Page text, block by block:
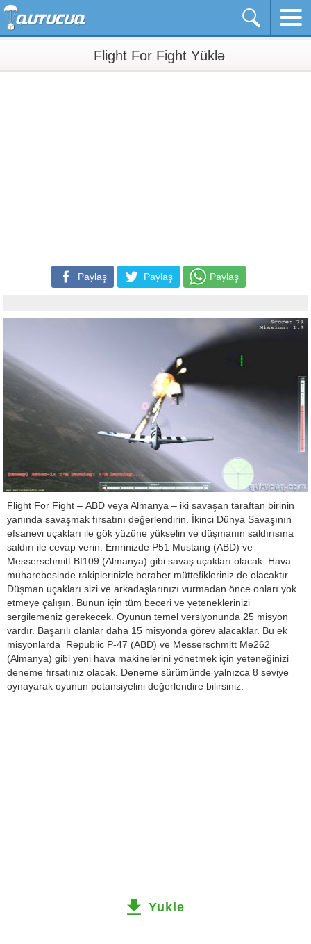
Flight For Fight Yüklə
Paylaş Paylaş Paylaş
Flight For Fight – ABD veya Almanya – iki savaşan taraftan birinin
yanında savaşmak fırsatını değerlendirin. İkinci Dünya Savaşının
efsanevi uçakları ile gök yüzüne yükselin ve düşmanın saldırısına
saldırı ile cevap verin. Emrinizde P51 Mustang (ABD) ve
Messerschmitt Bf109 (Almanya) gibi savaş uçakları olacak. Hava
muharebesinde rakiplerinizle beraber müttefikleriniz de olacaktır.
Düşman uçakları sizi ve arkadaşlarınızı vurmadan önce onları yok
etmeye çalışın. Bunun için tüm beceri ve yeteneklerinizi
sergilemeniz gerekecek. Oyunun temel versiyonunda 25 misyon
vardır. Başarılı olanlar daha 15 misyonda görev alacaklar. Bu ek
misyonlarda Republic P-47 (ABD) ve Messerschmitt Me262
(Almanya) gibi yeni hava makinelerini yönetmek için yeteneğinizi
deneme fırsatınız olacak. Deneme sürümünde yalnızca 8 seviye
oynayarak oyunun potansiyelini değerlendire bilirsiniz.
Yukle